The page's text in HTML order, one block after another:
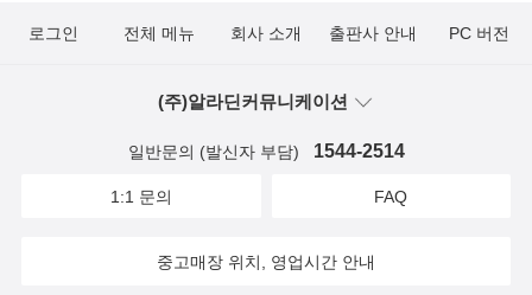
로그인 전체 메뉴 회사 소개 출판사 안내 PC 버전
(주)알라딘커뮤니케이션
일반문의 (발신자 부담) 1544-2514
1:1 문의 FAQ
중고매장 위치, 영업시간 안내